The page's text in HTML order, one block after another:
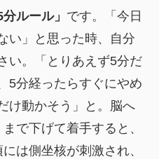
ルール」 です。「今日
い」と思った時、自分
い。「とりあえず5分だ
5分経ったらすぐにやめ
け動かそう」と。脳へ
で下げて着手すると、
は側坐核が刺激され、